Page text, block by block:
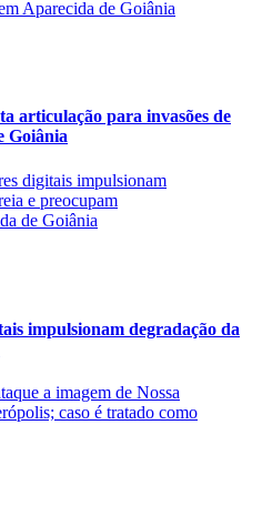
articulação para invasões de
Goiânia
impulsionam degradação da